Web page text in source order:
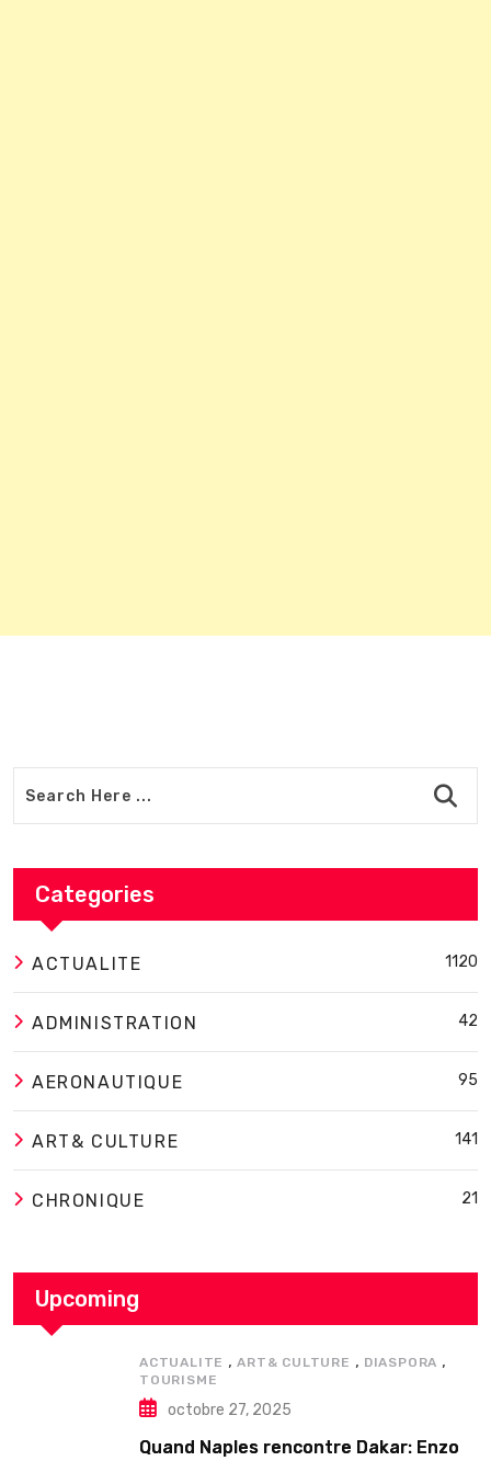
Categories
ACTUALITE 1120
ADMINISTRATION 42
AERONAUTIQUE 95
ART& CULTURE 141
CHRONIQUE 21
Upcoming
ACTUALITE ,ART& CULTURE , DIASPORA ,
TOURISME
octobre 27, 2025
Quand Naples rencontre Dakar: Enzo